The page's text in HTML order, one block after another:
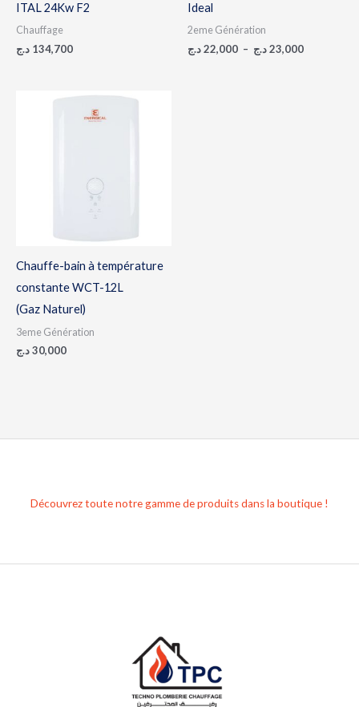
ITAL 24Kw F2
Chauffage
134,700 د.ج
Ideal
2eme Génération
22,000د.ج – 23,000د.ج
Chauffe-bain à température
constante WCT-12L
(Gaz Naturel)
3eme Génération
30,000د.ج
Découvrez toute notre gamme de produits dans la boutique !